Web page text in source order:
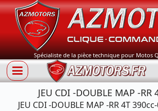
Spécialiste de la pièce technique pour Motos
JEU CDI -DOUBLE MAP -RR
JEU CDI -DOUBLE MAP -RR 4T